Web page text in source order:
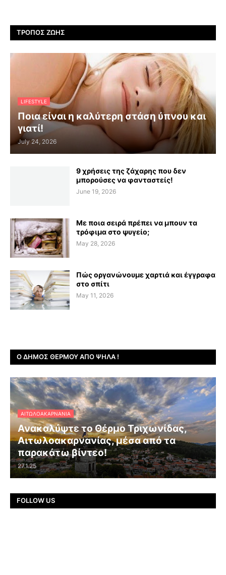
ΤΡΌΠΟΣ ΖΩΉΣ
LIFESTYLE
Ποια είναι η καλύτερη στάση ύπνου και
γιατί!
July 24, 2026
9 χρήσεις της ζάχαρης που δεν
μπορούσες να φανταστείς!
June 19, 2026
Με ποια σειρά πρέπει να μπουν τα
τρόφιμα στο ψυγείο;
May 28, 2026
Πώς οργανώνουμε χαρτιά και έγγραφα
στο σπίτι
May 11, 2026
Ο ΔΉΜΟΣ ΘΈΡΜΟΥ ΑΠΌ ΨΗΛΆ !
ΑΙΤΩΛΟΑΚΑΡΝΑΝΊΑ
Ανακαλύψτε το Θέρμο Τριχωνίδας,
Αιτωλοακαρνανίας, μέσα από τα
παρακάτω βίντεο!
27.1.25
FOLLOW US